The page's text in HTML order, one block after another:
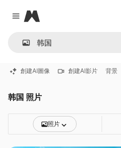
Close menu
Magnific
創建AI圖像 創建AI影片 背景
韩国 照片
照片